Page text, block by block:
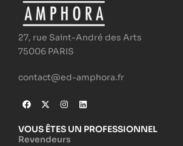
27, rue Saint-André des Arts
75006 PARIS
contact@ed-amphora.fr
VOUS ÊTES UN PROFESSIONNEL
Revendeurs